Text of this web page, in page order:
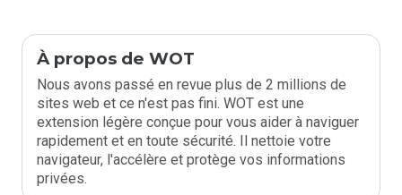
À propos de WOT
Nous avons passé en revue plus de 2 millions de
sites web et ce n'est pas fini. WOT est une
extension légère conçue pour vous aider à naviguer
rapidement et en toute sécurité. Il nettoie votre
navigateur, l'accélère et protège vos informations
privées.